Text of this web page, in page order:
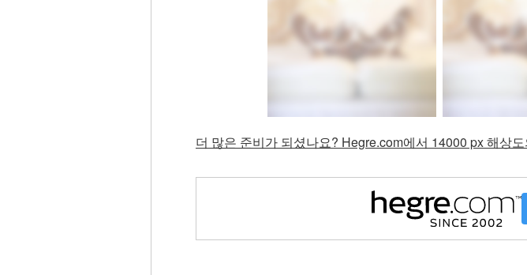
더 많은 준비가 되셨나요? Hegre.com에서 14000 px 해상